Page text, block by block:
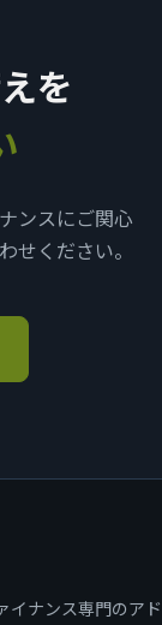
を
ンスにご関心
せください。
イナンス専門のアド